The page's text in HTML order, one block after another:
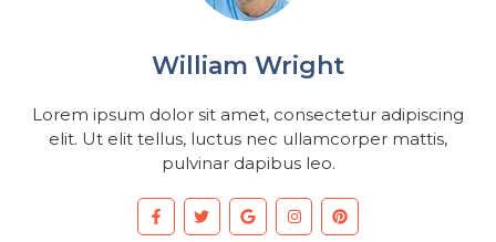
William Wright
Lorem ipsum dolor sit amet, consectetur adipiscing
elit. Ut elit tellus, luctus nec ullamcorper mattis,
pulvinar dapibus leo.